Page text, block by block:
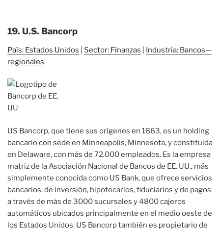
19. U.S. Bancorp
País: Estados Unidos Sector: Finanzas
Industria: Bancos—
regionales
US Bancorp, que tiene sus orígenes en 1863, es un holding
bancario con sede en Minneapolis, Minnesota, y constituida
en Delaware, con más de 72.000 empleados. Es la empresa
matriz de la Asociación Nacional de Bancos de EE. UU., más
simplemente conocida como US Bank, que ofrece servicios
bancarios, de inversión, hipotecarios, fiduciarios y de pagos
a través de más de 3000 sucursales y 4800 cajeros
automáticos ubicados principalmente en el medio oeste de
los Estados Unidos. US Bancorp también es propietario de